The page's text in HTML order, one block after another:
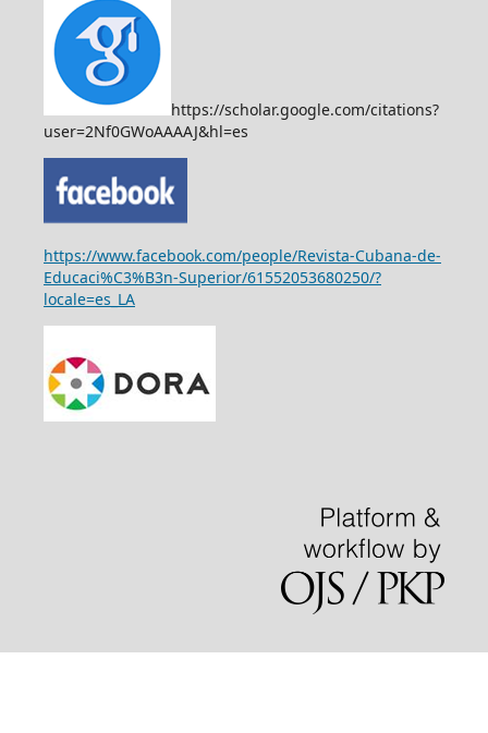
https://scholar.google.com/citations?
user=2Nf0GWoAAAAJ&hl=es
https://www.facebook.com/people/Revista-Cubana-de-
Educaci%C3%B3n-Superior/61552053680250/?
locale=es_LA